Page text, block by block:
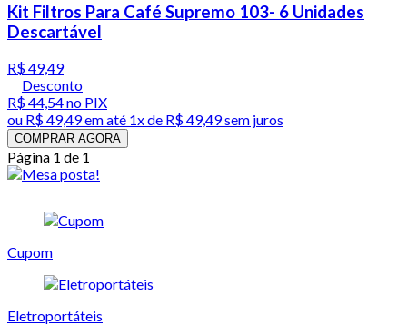
Kit Filtros Para Café Supremo 103- 6 Unidades
Descartável
R$ 49,49
Desconto
R$ 44,54no PIX
ou R$ 49,49em até 1x de R$ 49,49sem juros
COMPRAR AGORA
Página 1 de 1
Cupom
Eletroportáteis